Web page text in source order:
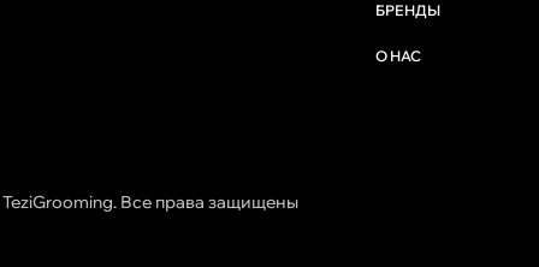
БРЕНДЫ
О НАС
Все права защищены